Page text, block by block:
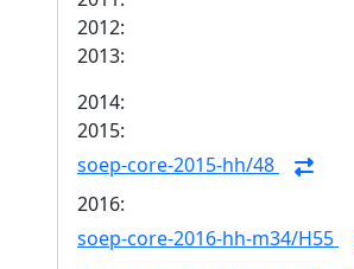
2012:
2013:
2014:
2015:
soep-core-2015-hh/48
2016:
soep-core-2016-hh-m34/H55